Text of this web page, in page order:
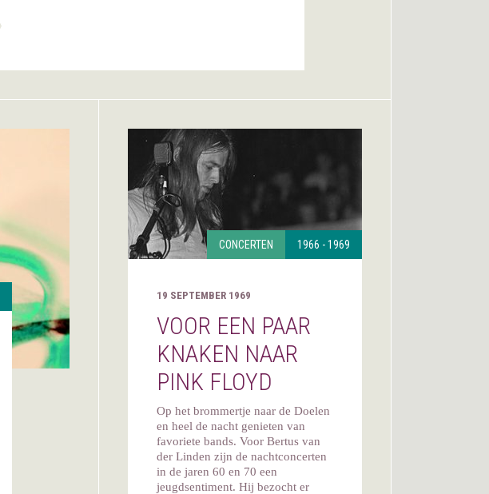
CONCERTEN 1966 - 1969
19 SEPTEMBER 1969
VOOR EEN PAAR
KNAKEN NAAR
PINK FLOYD
Op het brommertje naar de Doelen
en heel de nacht genieten van
favoriete bands. Voor Bertus van
der Linden zijn de nachtconcerten
in de jaren 60 en 70 een
jeugdsentiment. Hij bezocht er